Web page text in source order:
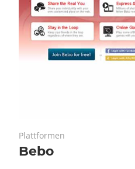
November 22, 2019
Plattformen
Bebo